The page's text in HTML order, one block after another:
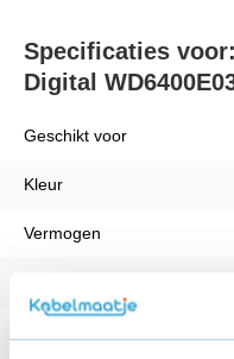
Specificaties
Digital
Geschikt voor
Kleur
Vermogen